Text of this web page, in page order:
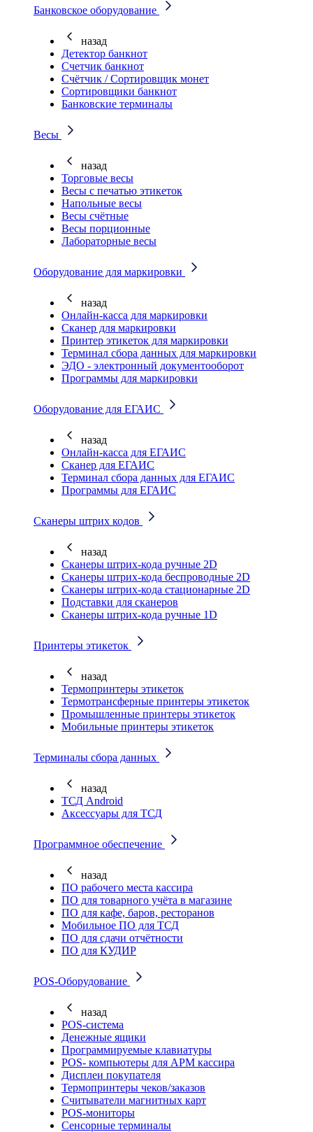
Банковское оборудование
назад
Детектор банкнот
Счетчик банкнот
Счётчик / Сортировщик монет
Сортировщики банкнот
Банковские терминалы
Весы
назад
Торговые весы
Весы с печатью этикеток
Напольные весы
Весы счётные
Весы порционные
Лабораторные весы
Оборудование для маркировки
назад
Онлайн-касса для маркировки
Сканер для маркировки
Принтер этикеток для маркировки
Терминал сбора данных для маркировки
ЭДО - электронный документооборот
Программы для маркировки
Оборудование для ЕГАИС
назад
Онлайн-касса для ЕГАИС
Сканер для ЕГАИС
Терминал сбора данных для ЕГАИС
Программы для ЕГАИС
Сканеры штрих кодов
назад
Сканеры штрих-кода ручные 2D
Сканеры штрих-кода беспроводные 2D
Cканеры штрих-кода стационарные 2D
Подставки для сканеров
Сканеры штрих-кода ручные 1D
Принтеры этикеток
назад
Термопринтеры этикеток
Термотрансферные принтеры этикеток
Промышленные принтеры этикеток
Мобильные принтеры этикеток
Терминалы сбора данных
назад
ТСД Android
Аксессуары для ТСД
Программное обеспечение
назад
ПО рабочего места кассира
ПО для товарного учёта в магазине
ПО для кафе, баров, ресторанов
Мобильное ПО для ТСД
ПО для сдачи отчётности
ПО для КУДИР
POS-Оборудование
назад
POS-система
Денежные ящики
Программируемые клавиатуры
POS- компьютеры для АРМ кассира
Дисплеи покупателя
Термопринтеры чеков/заказов
Считыватели магнитных карт
POS-мониторы
Сенсорные терминалы